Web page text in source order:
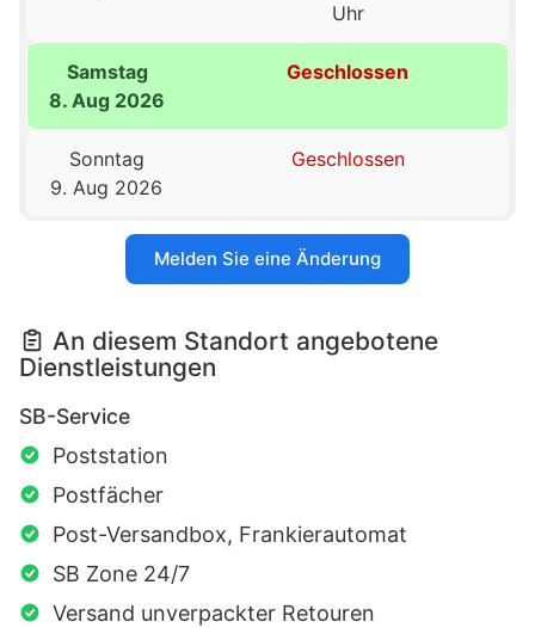
Uhr
Samstag
8. Aug 2026
Geschlossen
Sonntag
9. Aug 2026
Geschlossen
Melden Sie eine Änderung
An diesem Standort angebotene
Dienstleistungen
SB-Service
Poststation
Postfächer
Post-Versandbox, Frankierautomat
SB Zone 24/7
Versand unverpackter Retouren